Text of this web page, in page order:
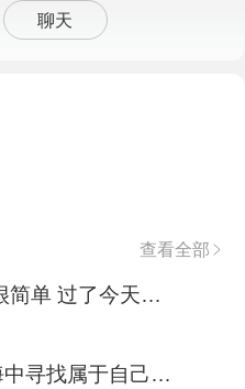
聊天
查看全部
轻音| 生活其实很简单 过了今天就是明天
治愈|我们在深海中寻找属于自己的光芒